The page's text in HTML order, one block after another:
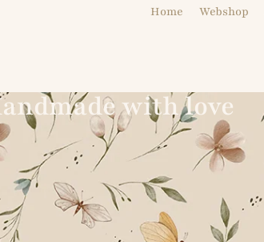
Home Webshop
with love